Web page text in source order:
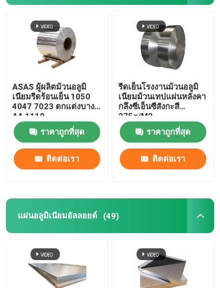
ASAS ผู้ผลิตม้วนอลูมิ
เนียมรีดร้อนเย็น 1050
4047 7023 ตกแต่งบาง
AA 1110
ราคาถูกที่สุด
ติดต่อเรา
รีดเย็นโรงงานม้วนอลูมิ
เนียมม้วนเทปแผ่นหลังคา
กลึงซีเอ็นซีสังกะสี
275g/M2
ราคาถูกที่สุด
ติดต่อเรา
แผ่นอลูมิเนียมอัลลอยด์ (49)